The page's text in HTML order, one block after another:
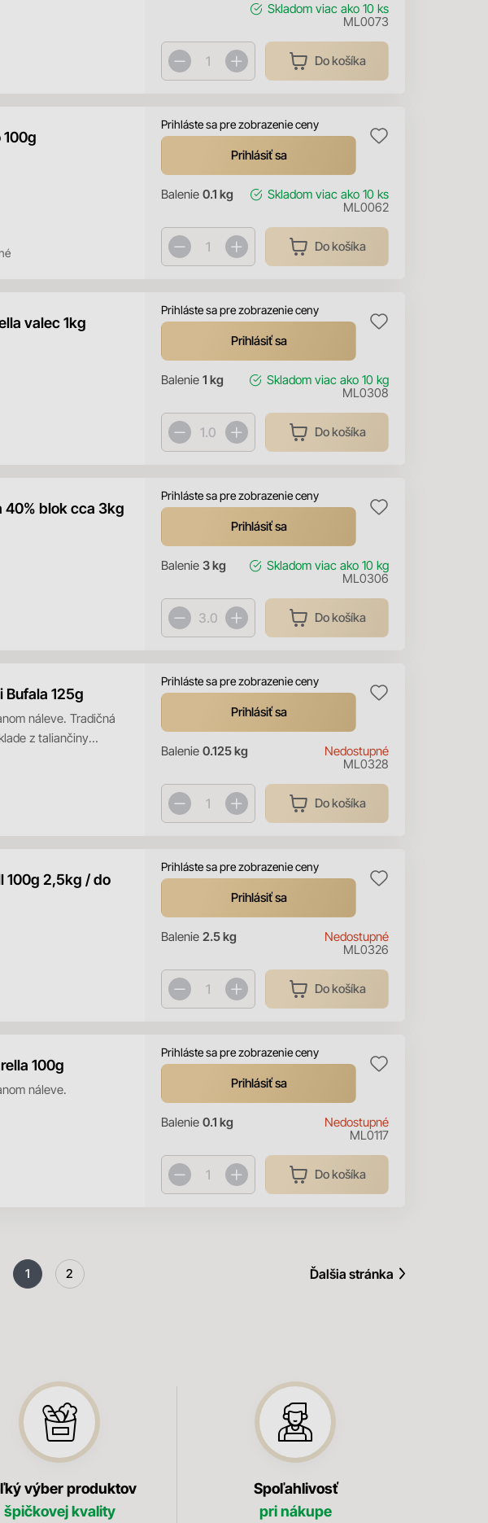
Skladom viac ako 10 ks
ML0073
Do košíka
100g
Prihláste sa pre zobrazenie ceny
Prihlásiť sa
Balenie 0.1 kg Skladom viac ako 10 ks
ML0062
Do košíka
valec 1kg
Prihláste sa pre zobrazenie ceny
Prihlásiť sa
Balenie 1 kg Skladom viac ako 10 kg
ML0308
Do košíka
40% blok cca 3kg
Prihláste sa pre zobrazenie ceny
Prihlásiť sa
Balenie 3 kg Skladom viac ako 10 kg
ML0306
Do košíka
Bufala 125g
náleve. Tradičná
z taliančiny
Prihláste sa pre zobrazenie ceny
Prihlásiť sa
Balenie 0.125 kg
Nedostupné
ML0328
Do košíka
100g 2,5kg / do
Prihláste sa pre zobrazenie ceny
Prihlásiť sa
Balenie 2.5 kg
Nedostupné
ML0326
Do košíka
100g
náleve.
Prihláste sa pre zobrazenie ceny
Prihlásiť sa
Balenie 0.1 kg
Nedostupné
ML0117
Do košíka
1 2 Ďalšia stránka
výber produktov
špičkovej kvality
Spoľahlivosť
pri nákupe